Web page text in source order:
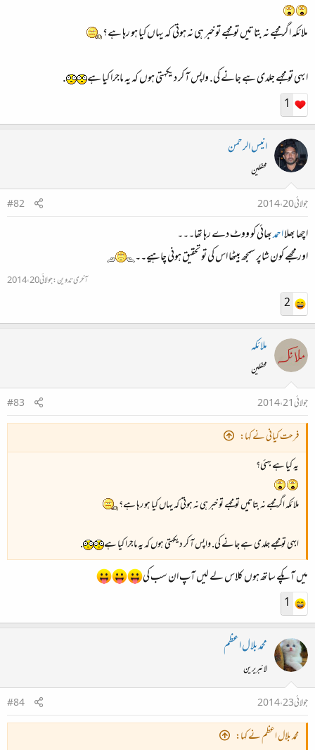
ملائکہ اگر مجهے نہ بتاتیں تو مجهے تو خبر ہی نہ ہوتی کہ یہاں کیا ہو رہا ہے؟
ابهی تو مجهے جلدی ہے جانے کی. واپس آ کر دیکهتی ہوں کہ یہ ماجرا کیا ہے .
1
انیس الرحمن
محفلین
جولائی 20، 2014
#82
اچھا بھلااحمدبھائی کو ووٹ دے رہا تھا۔۔۔
اور مجھے کون شاپر سمجھ بیٹھا اس کی تو تحقیق ہونی چاہیے۔۔
آخری تدوین:جولائی 20، 2014
2
ملائکہ
محفلین
جولائی 21، 2014
#83
فرحت کیانی نے کہا:
یہ کیا ہے بهئی؟
ملائکہ اگر مجهے نہ بتاتیں تو مجهے تو خبر ہی نہ ہوتی کہ یہاں کیا ہو رہا ہے؟
ابهی تو مجهے جلدی ہے جانے کی. واپس آ کر دیکهتی ہوں کہ یہ ماجرا کیا ہے .
میں آپکے ساتھ ہوں کلاس لے لیں آپ ان سب کی
1
محمد بلال اعظم
لائبریرین
جولائی 23، 2014
#84
محمد بلال اعظم نے کہا: